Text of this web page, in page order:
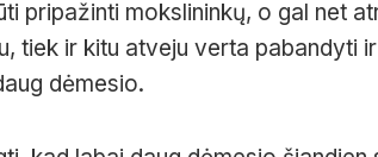
pripažinti mokslininkų, o gal net
tiek ir kitu atveju verta pabandyti
dėmesio.